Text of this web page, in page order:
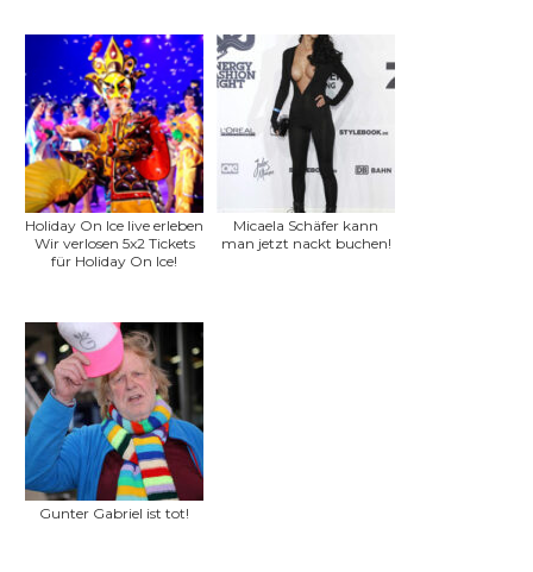
Holiday On Ice live erleben
Wir verlosen 5x2 Tickets
für Holiday On Ice!
Micaela Schäfer kann
man jetzt nackt buchen!
Gunter Gabriel ist tot!